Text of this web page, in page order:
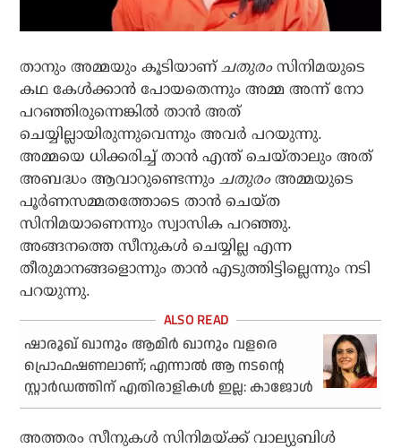
താനും അമ്മയും കൂടിയാണ് ചതുരംസിനിമയുടെ
കഥ കേള്‍ക്കാന്‍ പോയതെന്നും അമ്മ അന്ന് നോ
പറഞ്ഞിരുന്നെങ്കില്‍ താന്‍ അത്
ചെയ്യില്ലായിരുന്നുവെന്നും അവര്‍ പറയുന്നു.
അമ്മയെ ധിക്കരിച്ച് താന്‍ എന്ത് ചെയ്താലും അത്
അബദ്ധം ആവാറുണ്ടെന്നും ചതുരംഅമ്മയുടെ
പൂര്‍ണസമ്മതത്തോടെ താന്‍ ചെയ്ത
സിനിമയാണെന്നും സ്വാസിക പറഞ്ഞു.
അങ്ങനത്തെ സീനുകള്‍ ചെയ്യില്ല എന്ന
തീരുമാനങ്ങളൊന്നും താന്‍ എടുത്തിട്ടില്ലെന്നും നടി
പറയുന്നു.
ഷാരൂഖ് ഖാനും ആമിര്‍ ഖാനും വളരെ
പ്രൊഫഷണലാണ്; എന്നാല്‍ ആ നടന്റെ
സ്റ്റാര്‍ഡത്തിന് എതിരാളികള്‍ ഇല്ല: കാജോള്‍
അത്തരം സീനുകള്‍ സിനിമയ്ക്ക് വാല്യുബിള്‍